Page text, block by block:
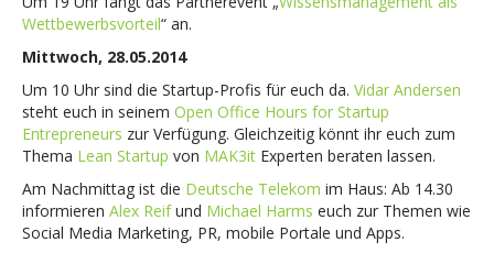
Wettbewerbsvorteil“ an.
Mittwoch, 28.05.2014
Um 10 Uhr sind die Startup-Profis für euch da. Vidar Andersen
steht euch in seinem Open Office Hours for Startup
Entrepreneurs zur Verfügung. Gleichzeitig könnt ihr euch zum
Thema Lean Startup von MAK3it Experten beraten lassen.
Am Nachmittag ist die Deutsche Telekom im Haus: Ab 14.30
informieren Alex Reifund Michael Harms euch zur Themen wie
Social Media Marketing, PR, mobile Portale und Apps.